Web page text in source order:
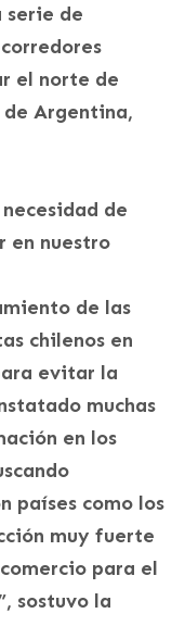
serie de
el norte de
Argentina,
de
en nuestro
de las
chilenos en
evitar la
muchas
en los
países como los
muy fuerte
para el
sostuvo la